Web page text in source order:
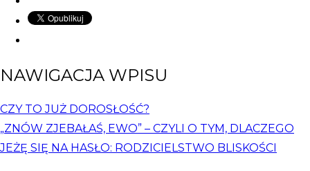
NAWIGACJA WPISU
CZY TO JUŻ DOROSŁOŚĆ?
„ZNÓW ZJEBAŁAŚ, EWO” – CZYLI O TYM, DLACZEGO
JEŻĘ SIĘ NA HASŁO: RODZICIELSTWO BLISKOŚCI